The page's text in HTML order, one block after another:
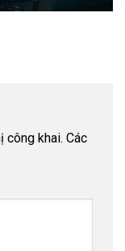
công khai. Các